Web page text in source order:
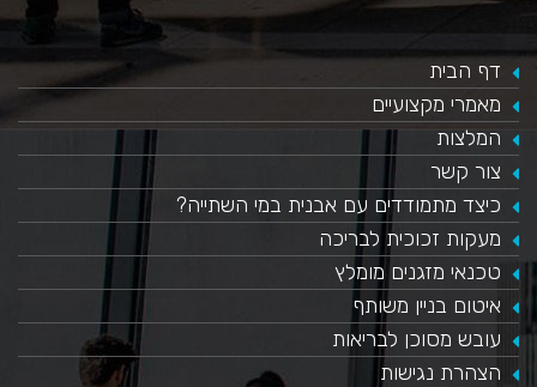
דף הבית
מאמרי מקצועיים
המלצות
צור קשר
כיצד מתמודדים עם אבנית במי השתייה?
​מעקות זכוכית לבריכה
טכנאי מזגנים מומלץ
איטום בניין משותף
עובש מסוכן לבריאות
הצהרת נגישות